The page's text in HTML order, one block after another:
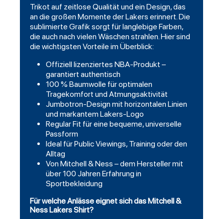
Trikot auf zeitlose Qualität und ein Design, das
an die großen Momente der Lakers erinnert. Die
sublimierte Grafik sorgt für langlebige Farben,
die auch nach vielen Wäschen strahlen. Hier sind
die wichtigsten Vorteile im Überblick:
Offiziell lizenziertes NBA-Produkt –
garantiert authentisch
100 % Baumwolle für optimalen
Tragekomfort und Atmungsaktivität
Jumbotron-Design mit horizontalen Linien
und markantem Lakers-Logo
Regular Fit für eine bequeme, universelle
Passform
Ideal für Public Viewings, Training oder den
Alltag
Von Mitchell & Ness – dem Hersteller mit
über 100 Jahren Erfahrung in
Sportbekleidung
Für welche Anlässe eignet sich das Mitchell &
Ness Lakers Shirt?